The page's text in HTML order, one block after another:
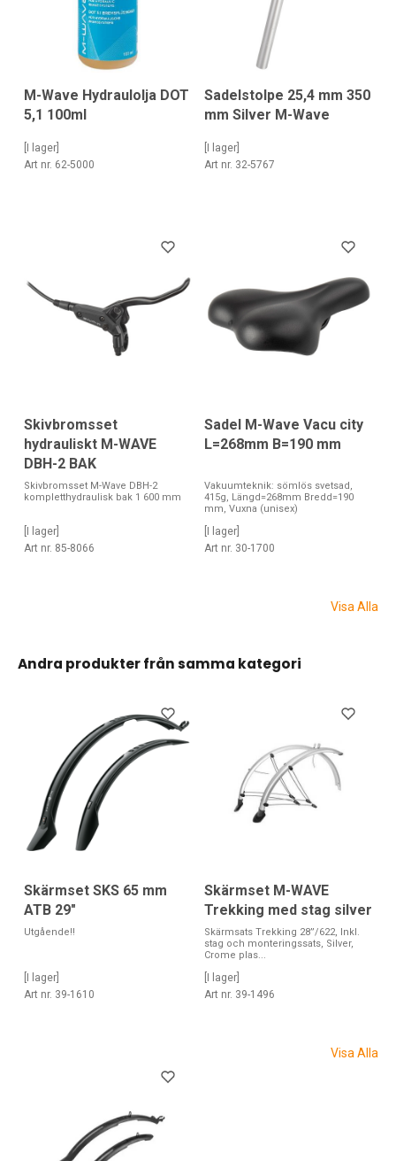
M-Wave Hydraulolja DOT
5,1 100ml
[I lager]
Art nr. 62-5000
Sadelstolpe 25,4 mm 350
mm Silver M-Wave
[I lager]
Art nr. 32-5767
Skivbromsset
hydrauliskt M-WAVE
DBH-2 BAK
Skivbromsset M-Wave DBH-2
kompletthydraulisk bak 1 600 mm
[I lager]
Art nr. 85-8066
Sadel M-Wave Vacu city
L=268mm B=190 mm
Vakuumteknik: sömlös svetsad,
415g, Längd=268mm Bredd=190
mm, Vuxna (unisex)
[I lager]
Art nr. 30-1700
Visa Alla
Andra produkter från samma kategori
Skärmset SKS 65 mm
ATB 29"
Utgående!!
[I lager]
Art nr. 39-1610
Skärmset M-WAVE
Trekking med stag silver
Skärmsats Trekking 28”/622, Inkl.
stag och monteringssats, Silver,
Crome plas...
[I lager]
Art nr. 39-1496
Visa Alla